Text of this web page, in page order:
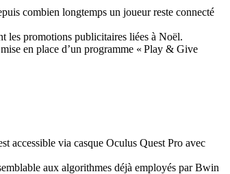
combien longtemps un joueur reste connecté
les promotions publicitaires liées à Noël.
en place d’un programme « Play & Give
accessible via casque Oculus Quest Pro avec
aux algorithmes déjà employés par Bwin